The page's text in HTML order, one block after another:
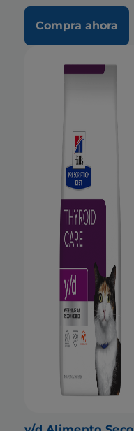
Compra ahora